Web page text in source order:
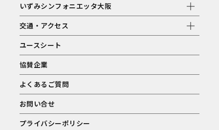
いずみシンフォニエッタ大阪
交通・アクセス
ユースシート
協賛企業
よくあるご質問
お問い合せ
プライバシーポリシー